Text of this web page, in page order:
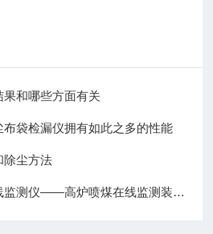
和哪些方面有关
布袋检漏仪拥有如此之多的性能
除尘方法
高炉喷煤在线监测装置的开关量输出系统